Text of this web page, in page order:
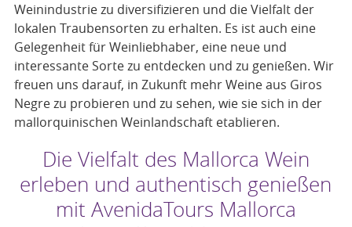
Weinindustrie zu diversifizieren und die Vielfalt der
lokalen Traubensorten zu erhalten. Es ist auch eine
Gelegenheit für Weinliebhaber, eine neue und
interessante Sorte zu entdecken und zu genießen. Wir
freuen uns darauf, in Zukunft mehr Weine aus Giros
Negre zu probieren und zu sehen, wie sie sich in der
mallorquinischen Weinlandschaft etablieren.
Die Vielfalt des Mallorca Wein
erleben und authentisch genießen
mit AvenidaTours Mallorca